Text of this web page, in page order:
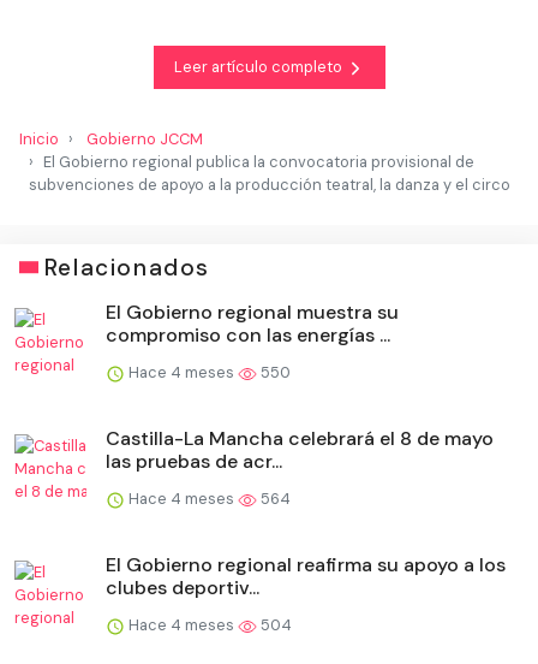
Leer artículo completo
Inicio
Gobierno JCCM
El Gobierno regional publica la convocatoria provisional de
subvenciones de apoyo a la producción teatral, la danza y el circo
Relacionados
El Gobierno regional muestra su
compromiso con las energías ...
Hace 4 meses 550
Castilla-La Mancha celebrará el 8 de mayo
las pruebas de acr...
Hace 4 meses 564
El Gobierno regional reafirma su apoyo a los
clubes deportiv...
Hace 4 meses 504